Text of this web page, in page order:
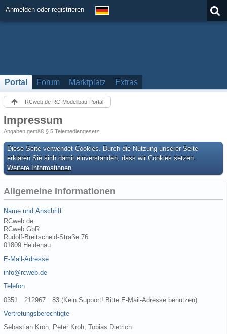
Anmelden oder registrieren
Portal Forum Marktplatz Extras
RCweb.de RC-Modellbau-Portal
Impressum
Angaben gemäß § 5 Telemediengesetz
Diese Seite verwendet Cookies. Durch die Nutzung unserer Seite
erklären Sie sich damit einverstanden, dass wir Cookies setzen.
Weitere Informationen
Allgemeine Informationen
Name und Anschrift
RCweb.de
RCweb GbR
Rudolf-Breitscheid-Straße 76
01809 Heidenau
E-Mail-Adresse
info@rcweb.de
Telefon
0351 212967 83 (Kein Support! Bitte E-Mail-Adresse benutzen)
Vertretungsberechtigte
Sebastian Kroh, Peter Kroh, Tobias Dietrich